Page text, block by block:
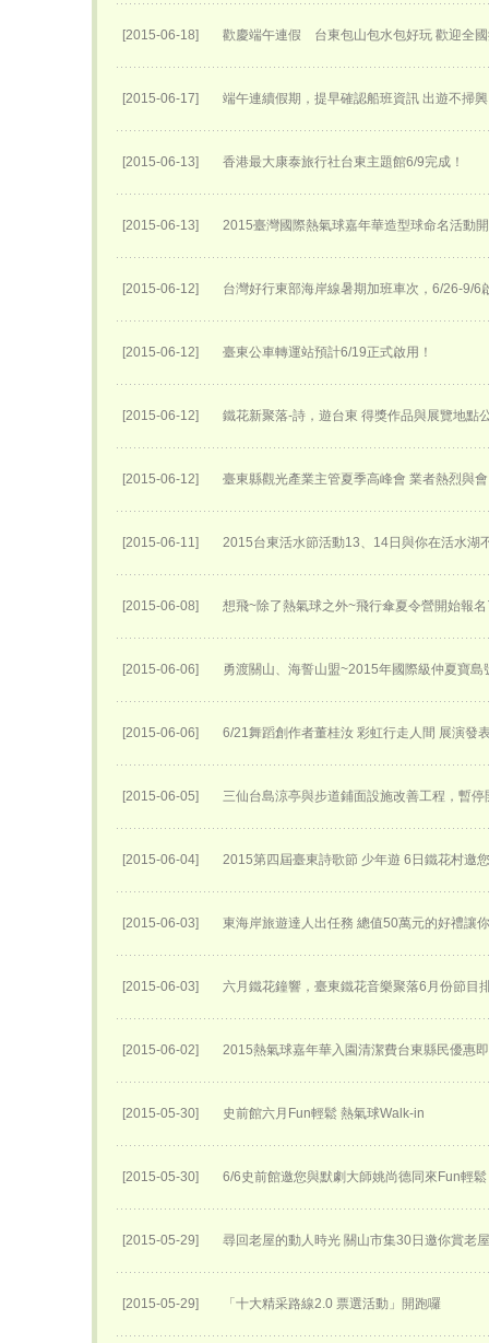
[2015-06-18] 歡慶端午連假 台東包山包水包好玩 歡迎全
[2015-06-17] 端午連續假期，提早確認船班資訊 出遊不掃興
[2015-06-13] 香港最大康泰旅行社台東主題館6/9完成！
[2015-06-13] 2015臺灣國際熱氣球嘉年華​造型球命名活動
[2015-06-12] 台灣好行東部海岸線暑期加班車次，6/26-9/6
[2015-06-12] 臺東公車轉運站預計6/19正式啟用！
[2015-06-12] 鐵花新聚落-詩，遊台東 得獎作品與展覽地點
[2015-06-12] 臺東縣觀光產業主管夏季高峰會 業者熱烈與會
[2015-06-11] 2015台東活水節活動13、14日與你在活水湖
[2015-06-08] 想飛~除了熱氣球之外~飛行傘夏令營開始報名
[2015-06-06] 勇渡關山、海誓山盟~2015年國際級仲夏寶島
[2015-06-06] 6/21舞蹈創作者董桂汝 彩虹行走人間 展演發
[2015-06-05] 三仙台島涼亭與步道鋪面設施改善工程，暫停
[2015-06-04] 2015第四屆臺東詩歌節 少年遊 6日鐵花村邀
[2015-06-03] 東海岸旅遊達人出任務 總值50萬元的好禮讓
[2015-06-03] 六月鐵花鐘響，臺東鐵花音樂聚落6月份節目
[2015-06-02] 2015熱氣球嘉年華入園清潔費台東縣民優惠
[2015-05-30] 史前館六月Fun輕鬆 熱氣球Walk-in
[2015-05-30] 6/6史前館邀您與默劇大師姚尚德同來Fun輕鬆
[2015-05-29] 尋回老屋的動人時光 關山市集30日邀你賞老
[2015-05-29] 「十大精采路線2.0 票選活動」開跑囉